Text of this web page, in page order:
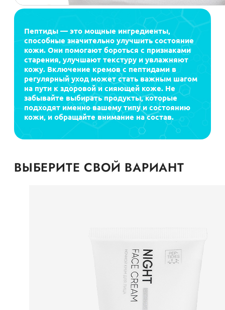
Пептиды — это мощные ингредиенты,
способные значительно улучшить состояние
кожи. Они помогают бороться с признаками
старения, улучшают текстуру и увлажняют
кожу. Включение кремов с пептидами в
регулярный уход может стать важным шагом
на пути к здоровой и сияющей коже. Не
забывайте выбирать продукты, которые
подходят именно вашему типу и состоянию
кожи, и обращайте внимание на состав.
ВЫБЕРИТЕ СВОЙ ВАРИАНТ